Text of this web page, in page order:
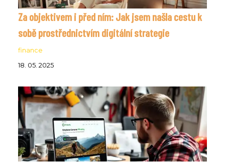
Za objektivem i před ním: Jak jsem našla cestu k
sobě prostřednictvím digitální strategie
finance
18. 05. 2025